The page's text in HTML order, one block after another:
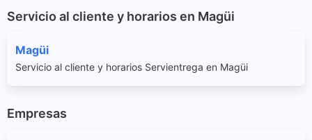
Servicio al cliente y horarios en Magüi
Magüi
Servicio al cliente y horarios Servientrega en Magüi
Empresas